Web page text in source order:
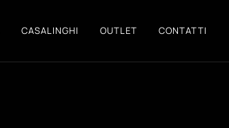
CASALINGHI OUTLET CONTATTI